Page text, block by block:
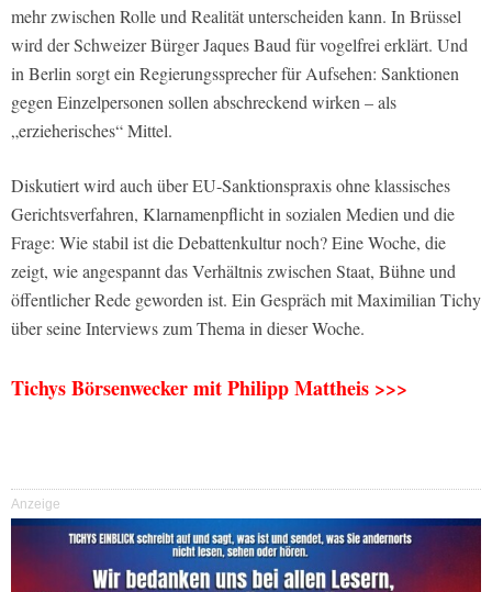
mehr zwischen Rolle und Realität unterscheiden kann. In Brüssel
wird der Schweizer Bürger Jaques Baud für vogelfrei erklärt. Und
in Berlin sorgt ein Regierungssprecher für Aufsehen: Sanktionen
gegen Einzelpersonen sollen abschreckend wirken – als
„erzieherisches“ Mittel.
Diskutiert wird auch über EU-Sanktionspraxis ohne klassisches
Gerichtsverfahren, Klarnamenpflicht in sozialen Medien und die
Frage: Wie stabil ist die Debattenkultur noch? Eine Woche, die
zeigt, wie angespannt das Verhältnis zwischen Staat, Bühne und
öffentlicher Rede geworden ist. Ein Gespräch mit Maximilian Tichy
über seine Interviews zum Thema in dieser Woche.
Tichys Börsenwecker mit Philipp Mattheis >>>
Anzeige